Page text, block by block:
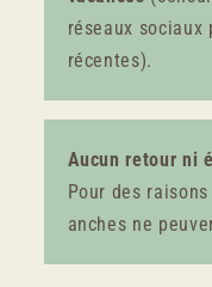
réseaux
récentes).
Aucun retour ni
Pour des
anches ne